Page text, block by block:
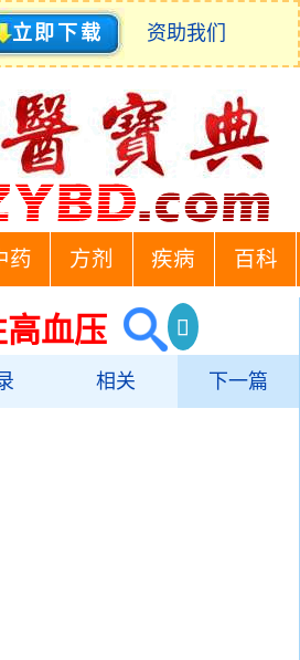
立即下载 资助我们
药 方剂 疾病 百科
血压
相关 下一篇